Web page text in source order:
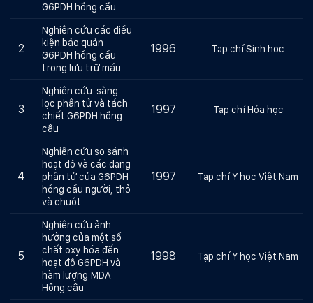
G6PDH hồng cầu
2
Nghiên cứu các điều
kiện bảo quản
G6PDH hồng cầu
trong lưu trữ máu
1996 Tạp chí Sinh học
3
Nghiên cứu sàng
lọc phân tử và tách
chiết G6PDH hồng
cầu
1997 Tạp chí Hóa học
4
Nghiên cứu so sánh
hoạt độ và các dạng
phân tử của G6PDH
hồng cầu người, thỏ
và chuột
1997 Tạp chí Y học Việt Nam
5
Nghiên cứu ảnh
hưởng của một số
chất oxy hóa đến
hoạt độ G6PDH và
hàm lượng MDA
Hồng cầu
1998 Tạp chí Y học Việt Nam